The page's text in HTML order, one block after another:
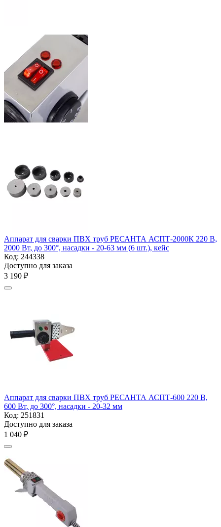
Аппарат для сварки ПВХ труб РЕСАНТА АСПТ-2000К 220 В,
2000 Вт, до 300°, насадки - 20-63 мм (6 шт.), кейс
Код: 244338
Доступно для заказа
3 190 ₽
Аппарат для сварки ПВХ труб РЕСАНТА АСПТ-600 220 В,
600 Вт, до 300°, насадки - 20-32 мм
Код: 251831
Доступно для заказа
1 040 ₽